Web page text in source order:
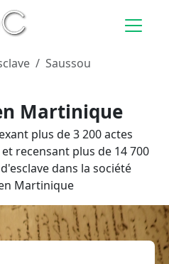
Martinique
plus de 3 200 actes
recensant plus de 14 700
dans la société
Martinique
Saussou